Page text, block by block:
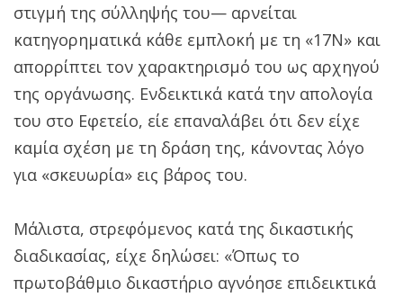
στιγμή της σύλληψής του— αρνείται
κατηγορηματικά κάθε εμπλοκή με τη «17Ν» και
απορρίπτει τον χαρακτηρισμό του ως αρχηγού
της οργάνωσης. Ενδεικτικά κατά την απολογία
του στο Εφετείο, είε επαναλάβει ότι δεν είχε
καμία σχέση με τη δράση της, κάνοντας λόγο
για «σκευωρία» εις βάρος του.
Μάλιστα, στρεφόμενος κατά της δικαστικής
διαδικασίας, είχε δηλώσει: «Όπως το
πρωτοβάθμιο δικαστήριο αγνόησε επιδεικτικά